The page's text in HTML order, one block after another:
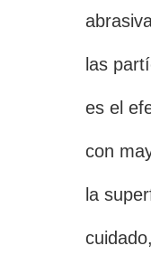
las
es el
con
la